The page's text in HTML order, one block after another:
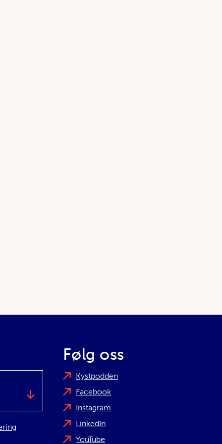
Følg oss
Kystpodden
Facebook
Instagram
LinkedIn
YouTube